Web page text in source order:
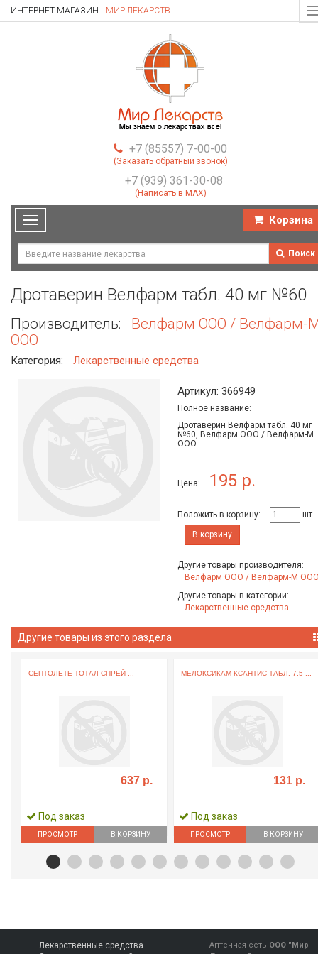
ИНТЕРНЕТ МАГАЗИН МИР ЛЕКАРСТВ
+7 (85557) 7-00-00
(Заказать обратный звонок)
+7 (939) 361-30-08
(Написать в MAX)
Toggle
navigation
Корзина
Поиск
Дротаверин Велфарм табл. 40 мг №60
Производитель:
Велфарм ООО / Велфарм-
ООО
Категория: Лекарственные средства
Артикул: 366949
Полное название:
Дротаверин Велфарм табл. 40 мг
№60, Велфарм ООО / Велфарм-М
ООО
Цена: 195 р.
Положить в корзину:
шт.
В корзину
Другие товары производителя:
Велфарм ООО / Велфарм-М
Другие товары в категории:
Лекарственные средства
Другие товары из этого раздела
СЕПТОЛЕТЕ ТОТАЛ СПРЕЙ ...
637 р.
Под заказ
ПРОСМОТР В КОРЗИНУ
МЕЛОКСИКАМ-КСАНТИС ТАБЛ. 7.5 ...
131 р.
Под заказ
ПРОСМОТР В КОРЗИНУ
Лекарственные средства
Аптечная сеть ООО "Мир